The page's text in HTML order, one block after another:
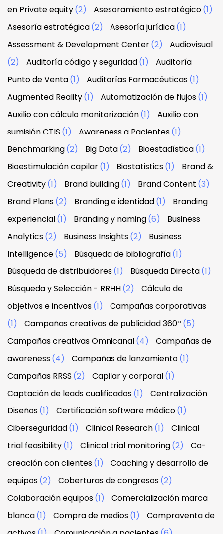
en Private equity(2) Asesoramiento estratégico(1)
Asesoría estratégica(2) Asesoría jurídica(1)
Assessment & Development Center(2)
Audiovisual
(2)
Auditoría código y seguridad(1)
Auditoría
Punto de Venta(1) Auditorías Farmacéuticas(1)
Augmented Reality(1) Automatización de flujos(1)
Auxilio con cálculo monitorización(1)
Auxilio con
sumisión CTIS (1) Awareness a Pacientes(1)
Benchmarking(2) Big Data(2) Bioestadística(1)
Bioestimulación capilar(1) Biostatistics(1)
Brand &
Creativity(1) Brand building(1) Brand Content (3)
Brand Plans(2) Branding e identidad(1)
Branding
experiencial(1) Branding y naming(6)
Business
Analytics(2) Business Insights(2)
Business
Intelligence(5) Búsqueda de bibliografía(1)
Búsqueda de distribuidores(1) Búsqueda Directa(1)
Búsqueda y Selección - RRHH(2)
Cálculo de
objetivos e incentivos(1)
Campañas corporativas
(1)
Campañas creativas de publicidad 360º (5)
Campañas creativas Omnicanal(4)
Campañas de
awareness(4) Campañas de lanzamiento(1)
Campañas RRSS (2) Capilar y corporal(1)
Captación de leads cualificados(1)
Centralización
Diseños(1) Certificación software médico(1)
Ciberseguridad(1) Clinical Research(1)
Clinical
trial feasibility(1) Clinical trial monitoring(2)
Co-
creación con clientes(1)
Coaching y desarrollo de
equipos(2) Coberturas de congresos(2)
Colaboración equipos(1)
Comercialización marca
blanca(1) Compra de medios(1)
Compraventa de